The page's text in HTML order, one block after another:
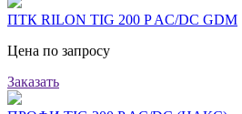
ПТК RILON TIG 200 P AC/DC GDM
Цена по запросу
Заказать